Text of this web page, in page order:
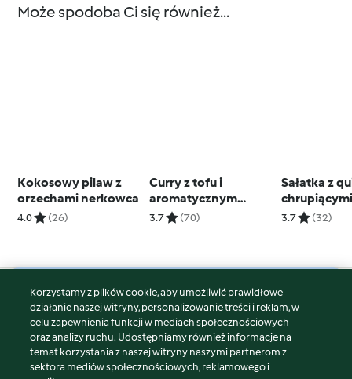
Może spodoba Ci się również...
Kokosowy pilaw z
orzechami nerkowca
4.0 (26)
Curry z tofu i
aromatycznym
ryżem
3.7 (70)
Sałatka z
warzywami
3.7 (32)
© Copyright 2026
Warunki korzystania
Polityka prywatności
Disclaimer
Korzystamy z plików cookie, aby umożliwić prawidłowe
działanie naszej witryny, personalizowanie treści i reklam, w
celu zapewnienia funkcji w mediach społecznościowych
oraz analizy ruchu. Udostępniamy również informacje na
temat korzystania z naszej witryny naszymi partnerom z
sektora mediów społecznościowych, reklamowego i